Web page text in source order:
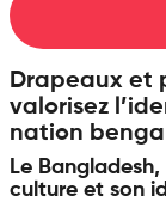
Drapeaux et
valorisez
nation
Le
culture et son